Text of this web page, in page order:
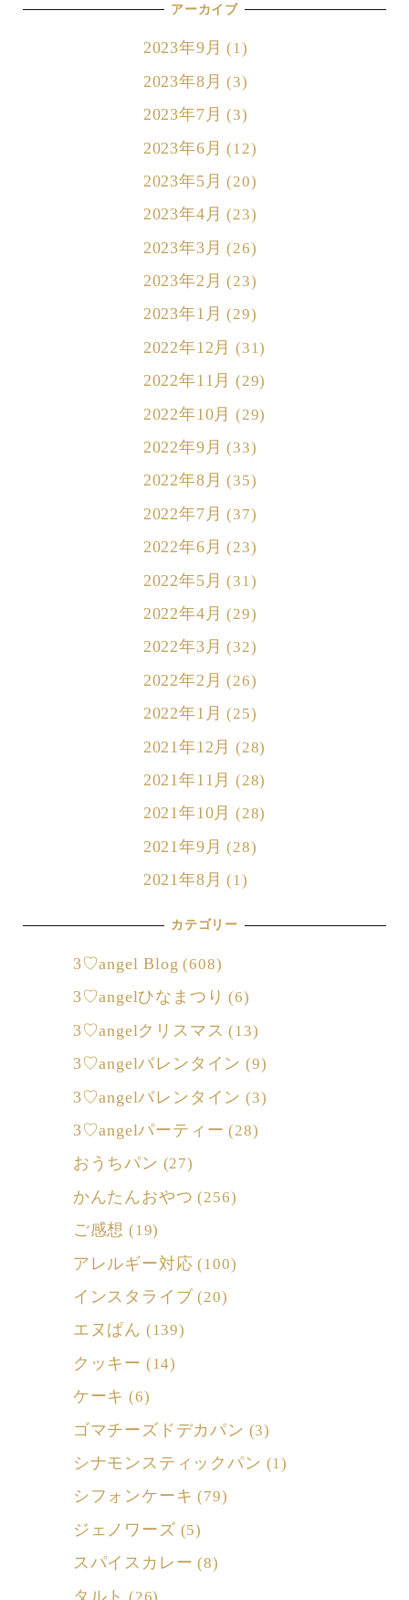
アーカイブ
2023年9月 (1)
2023年8月 (3)
2023年7月 (3)
2023年6月 (12)
2023年5月 (20)
2023年4月 (23)
2023年3月 (26)
2023年2月 (23)
2023年1月 (29)
2022年12月 (31)
2022年11月 (29)
2022年10月 (29)
2022年9月 (33)
2022年8月 (35)
2022年7月 (37)
2022年6月 (23)
2022年5月 (31)
2022年4月 (29)
2022年3月 (32)
2022年2月 (26)
2022年1月 (25)
2021年12月 (28)
2021年11月 (28)
2021年10月 (28)
2021年9月 (28)
2021年8月 (1)
カテゴリー
3♡angel Blog (608)
3♡angelひなまつり (6)
3♡angelクリスマス (13)
3♡angelバレンタイン (9)
3♡angelバレンタイン (3)
3♡angelパーティー (28)
おうちパン (27)
かんたんおやつ (256)
ご感想 (19)
アレルギー対応 (100)
インスタライブ (20)
エヌぱん (139)
クッキー (14)
ケーキ (6)
ゴマチーズドデカパン (3)
シナモンスティックパン (1)
シフォンケーキ (79)
ジェノワーズ (5)
スパイスカレー (8)
タルト (26)